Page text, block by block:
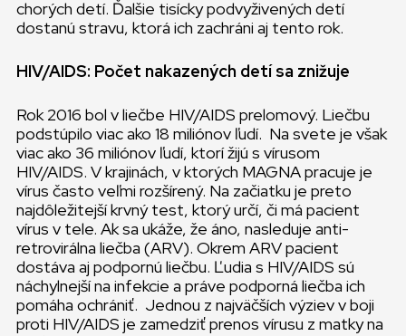
chorých detí. Ďalšie tisícky podvyživených detí
dostanú stravu, ktorá ich zachráni aj tento rok.
HIV/AIDS: Počet nakazených detí sa znižuje
Rok 2016 bol v liečbe HIV/AIDS prelomový. Liečbu
podstúpilo viac ako 18 miliónov ľudí. Na svete je však
viac ako 36 miliónov ľudí, ktorí žijú s vírusom
HIV/AIDS. V krajinách, v ktorých MAGNA pracuje je
vírus často veľmi rozšírený. Na začiatku je preto
najdôležitejší krvný test, ktorý určí, či má pacient
vírus v tele. Ak sa ukáže, že áno, nasleduje anti-
retrovirálna liečba (ARV). Okrem ARV pacient
dostáva aj podpornú liečbu. Ľudia s HIV/AIDS sú
náchylnejší na infekcie a práve podporná liečba ich
pomáha ochrániť. Jednou z najväčších výziev v boji
proti HIV/AIDS je zamedziť prenos vírusu z matky na